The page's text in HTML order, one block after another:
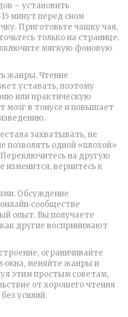
– установить
минут перед сном
Приготовьте чашку чая,
только на странице.
включите мягкую фоновую
жанры. Чтение
уставать, поэтому
или практическую
мозг в тонусе и повышает
захватывать, не
позволять одной «плохой»
на другую
изменится, вернитесь к
Обсуждение
опыт. Вы получаете
другие воспринимают
ограничивайте
меняйте жанры и
этим простым советам,
от хорошего чтения
усилий.